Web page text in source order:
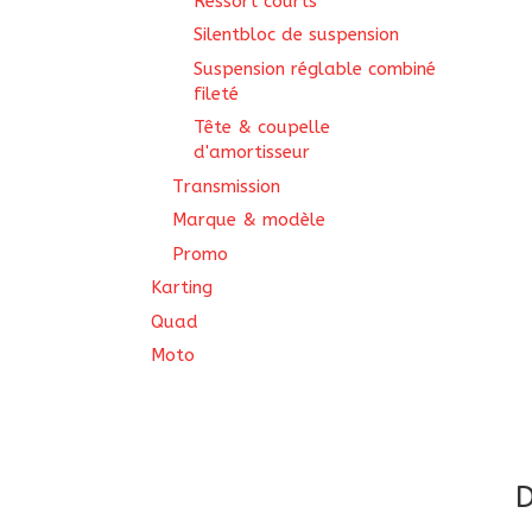
Silentbloc de suspension
Suspension réglable combiné
fileté
Tête & coupelle
d'amortisseur
Transmission
Marque & modèle
Promo
Karting
Quad
Moto